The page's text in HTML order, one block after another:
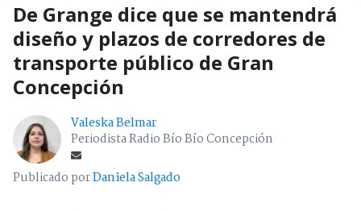
De Grange dice que se mantendrá
diseño y plazos de corredores de
transporte público de Gran
Concepción
Valeska Belmar
Periodista Radio Bío Bío Concepción
Publicado porDaniela Salgado